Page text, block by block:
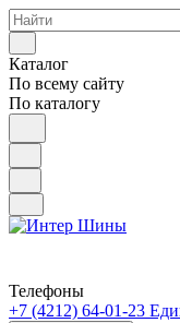
Каталог
По всему сайту
По каталогу
Телефоны
+7 (4212) 64-01-23